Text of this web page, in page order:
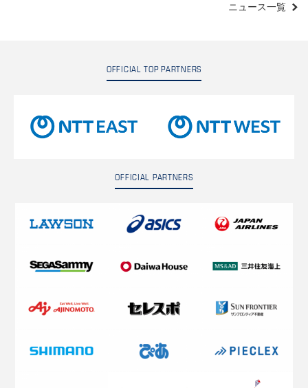
ニュース一覧
OFFICIAL TOP PARTNERS
OFFICIAL PARTNERS